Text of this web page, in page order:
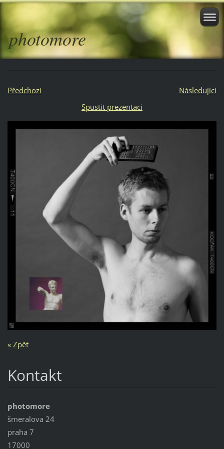
photomore
Předchozí
Následující
Spustit prezentaci
« Zpět
Kontakt
photomore
šmeralova 24
praha 7
17000